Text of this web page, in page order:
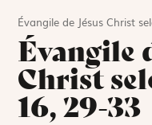
Évangile de Jésus Christ
Évangile
Christ
16, 29-33